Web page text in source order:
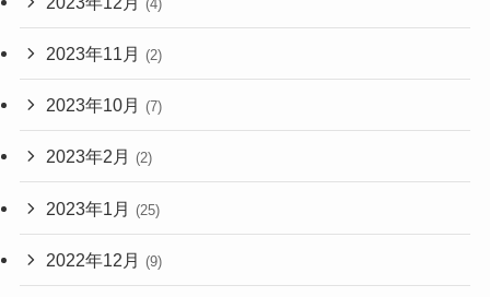
(4)
2023年11月 (2)
2023年10月 (7)
2023年2月 (2)
2023年1月 (25)
2022年12月 (9)